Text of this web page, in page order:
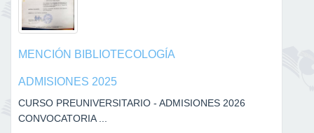
MENCIÓN BIBLIOTECOLOGÍA
ADMISIONES 2025
CURSO PREUNIVERSITARIO - ADMISIONES 2026
CONVOCATORIA ...